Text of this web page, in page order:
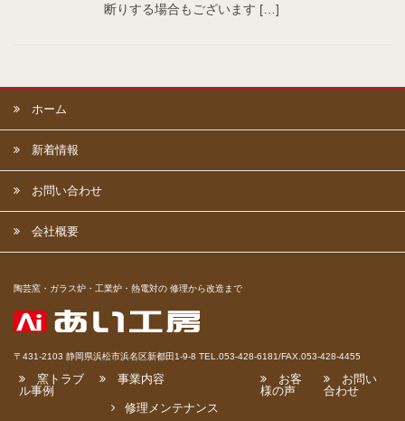
断りする場合もございます […]
ホーム
新着情報
お問い合わせ
会社概要
陶芸窯・ガラス炉・工業炉・熱電対の 修理から改造まで
〒431-2103 静岡県浜松市浜名区新都田1-9-8 TEL.053-428-6181/FAX.053-428-4455
窯トラブ
ル事例
事業内容
修理メンテナンス
お客
様の声
お問い
合わせ